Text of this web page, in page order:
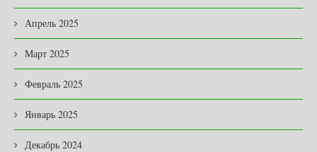
Апрель 2025
Март 2025
Февраль 2025
Январь 2025
Декабрь 2024